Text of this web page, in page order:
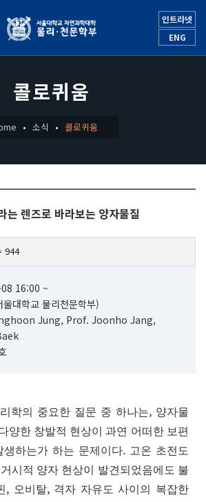
인트라넷
ENG
콜로퀴움
소식 콜로퀴움
는 렌즈로 바라보는 양자물질
944
16:00 ~
대학교 물리천문학부)
Jung, Prof. Joonho Jang,
학의 중요한 질문 중 하나는, 양자물
양한 창발적 현상이 과연 어떠한 보편
생하는가 하는 문제이다. 고온 초전도
거시적 양자 현상이 발견되었음에도 불
, 오비탈, 격자 자유도 사이의
복잡한